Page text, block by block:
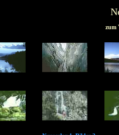
zum